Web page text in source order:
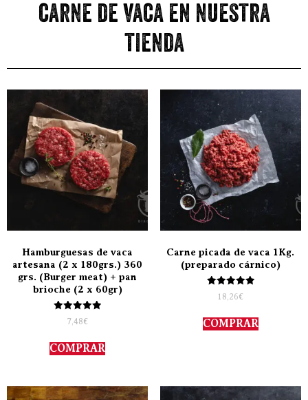
carne de vaca en nuestra
tienda
Hamburguesas de vaca
artesana (2 x 180grs.) 360
grs. (Burger meat) + pan
brioche (2 x 60gr)
Valorado
con
de 5
7,48€
COMPRAR
Carne picada de vaca 1Kg.
(preparado cárnico)
Valorado
con
de 5
18,26€
COMPRAR